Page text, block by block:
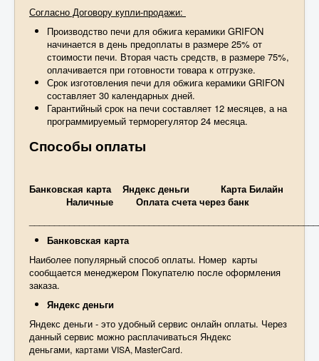
Согласно Договору купли-продажи:
Производство печи для обжига керамики GRIFON
начинается в день предоплаты в размере 25% от
стоимости печи. Вторая часть средств, в размере 75%,
оплачивается при готовности товара к отгрузке.
Срок изготовления печи для обжига керамики GRIFON
составляет 30 календарных дней.
Гарантийный срок на печи составляет 12 месяцев, а на
программируемый терморегулятор 24 месяца.
Способы оплаты
Банковская карта Яндекс деньги
Карта Билайн
Наличные
Оплата счета через банк
Банковская карта
Наиболее популярный способ оплаты. Номер карты
сообщается менеджером Покупателю после оформления
заказа.
Яндекс деньги
Яндекс деньги - это удобный сервис онлайн оплаты. Через
данный сервис можно расплачиваться Яндекс
деньгами, картами VISA, MasterCard.